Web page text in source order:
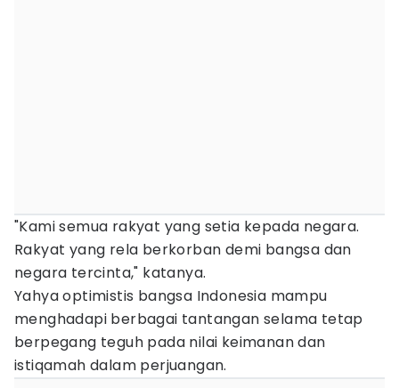
"Kami semua rakyat yang setia kepada negara.
Rakyat yang rela berkorban demi bangsa dan
negara tercinta," katanya.
Yahya optimistis bangsa Indonesia mampu
menghadapi berbagai tantangan selama tetap
berpegang teguh pada nilai keimanan dan
istiqamah dalam perjuangan.